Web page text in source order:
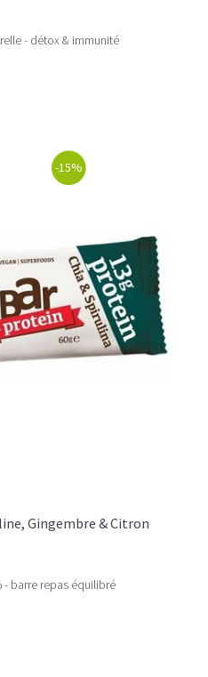
savoir faire exigeant d'un
premier producteur de
francaise,vous garantit un
pour son origine
sans pesticide, ni
insecticide, production
d'éviter les contaminations
eau de forage contrôlée,
- maximum 40°C, analyses
agréé, démarche
d'origine solaire).
- détox & immunité
-15%
Gingembre & Citron
- barre repas équilibré